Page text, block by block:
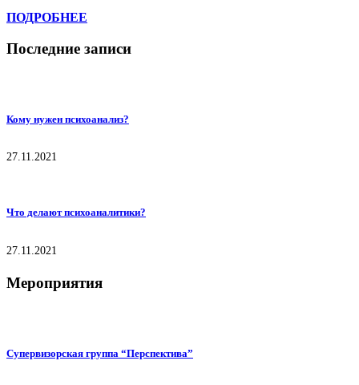
ПОДРОБНЕЕ
Последние записи
Кому нужен психоанализ?
27.11.2021
Что делают психоаналитики?
27.11.2021
Мероприятия
Супервизорская группа “Перспектива”